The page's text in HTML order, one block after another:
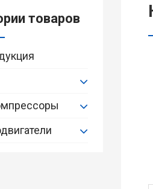
товаров
для перегретой